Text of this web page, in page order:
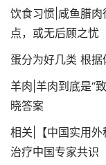
饮食习惯|咸鱼腊
点，或无后顾之忧
蛋分为好几类 根据
羊肉|羊肉到底是“
晓答案
相关|【中国实用
治疗中国专家共识